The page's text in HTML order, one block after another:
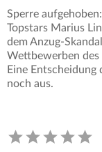
Sperre
Topstars Marius
dem Anzug-
Wettbewerben des
Eine Entscheidung
noch aus.